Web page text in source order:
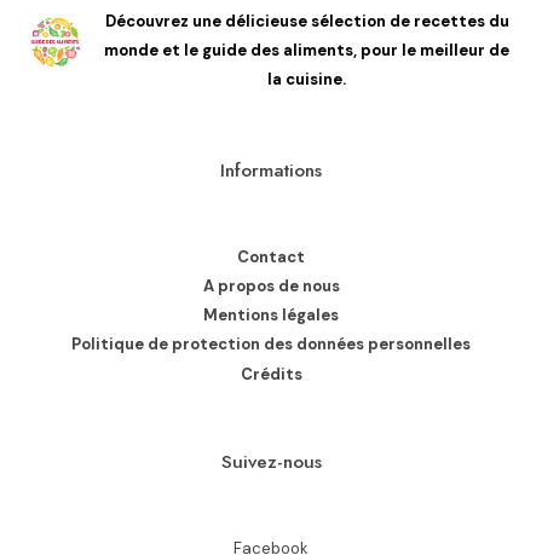
Découvrez une délicieuse sélection de recettes du
monde et le guide des aliments, pour le meilleur de
la cuisine.
Informations
Contact
A propos de nous
Mentions légales
Politique de protection des données personnelles
Crédits
Suivez-nous
Facebook